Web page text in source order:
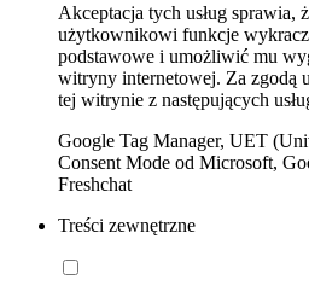
Akceptacja tych usług sprawia,
użytkownikowi funkcje
podstawowe i umożliwić mu
witryny internetowej. Za zgodą
tej witrynie z następujących
Google Tag Manager, UET
Consent Mode od Microsoft,
Freshchat
Treści zewnętrzne